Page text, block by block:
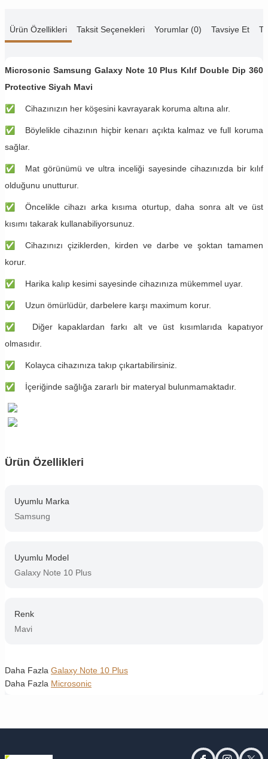
Ürün Özellikleri Taksit Seçenekleri Yorumlar (0) Tavsiye Et
Microsonic Samsung Galaxy Note 10 Plus Kılıf Double Dip 360
Protective Siyah Mavi
✅ Cihazınızın her köşesini kavrayarak koruma altına alır.
✅ Böylelikle cihazının hiçbir kenarı açıkta kalmaz ve full koruma
sağlar.
✅ Mat görünümü ve ultra inceliği sayesinde cihazınızda bir kılıf
olduğunu unutturur.
✅ Öncelikle cihazı arka kısıma oturtup, daha sonra alt ve üst
kısımı takarak kullanabiliyorsunuz.
✅ Cihazınızı çiziklerden, kirden ve darbe ve şoktan tamamen
korur.
✅ Harika kalıp kesimi sayesinde cihazınıza mükemmel uyar.
✅ Uzun ömürlüdür, darbelere karşı maximum korur.
✅ Diğer kapaklardan farkı alt ve üst kısımlarıda kapatıyor
olmasıdır.
✅ Kolayca cihazınıza takıp çıkartabilirsiniz.
✅ İçeriğinde sağlığa zararlı bir materyal bulunmamaktadır.
Ürün Özellikleri
Uyumlu Marka
Samsung
Uyumlu Model
Galaxy Note 10 Plus
Renk
Mavi
Daha Fazla Galaxy Note 10 Plus
Daha Fazla Microsonic